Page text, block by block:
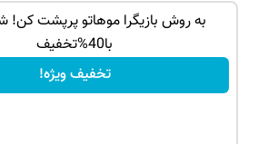
به روش بازیگرا موهاتو پرپشت کن!
با40%تخفیف
تخفیف ویژه!